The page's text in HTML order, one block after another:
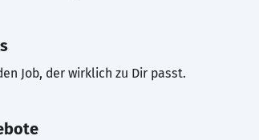
Job, der wirklich zu Dir passt.